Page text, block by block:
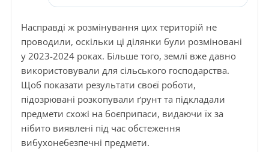
Насправді ж розмінування цих територій не
проводили, оскільки ці ділянки були розміновані
у 2023-2024 роках. Більше того, землі вже давно
використовували для сільського господарства.
Щоб показати результати своєї роботи,
підозрювані розкопували ґрунт та підкладали
предмети схожі на боєприпаси, видаючи їх за
нібито виявлені під час обстеження
вибухонебезпечні предмети.